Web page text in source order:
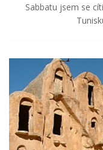
Sabbatu jsem se